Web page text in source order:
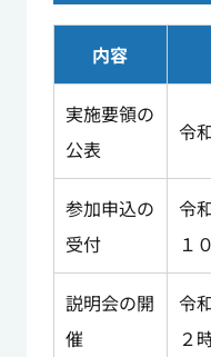
​​​​​​内容
実施要領の
公表
令
参加申込の
受付
令
１
説明会の開
催
令
２